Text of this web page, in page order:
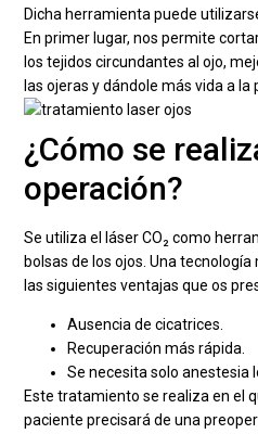
Dicha herramienta puede
En primer lugar, nos permite
los tejidos circundantes al ojo,
las ojeras y dándole más vida a la
¿Cómo se
operación?
Se utiliza el láser CO₂ como
bolsas de los ojos. Una
las siguientes ventajas que os
Ausencia de cicatrices.
Recuperación más rápida.
Se necesita solo anestesia
Este tratamiento se realiza en el
paciente precisará de una